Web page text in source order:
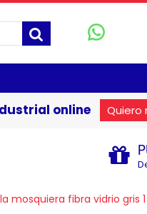
online Quiero
mosquiera fibra vidrio gris